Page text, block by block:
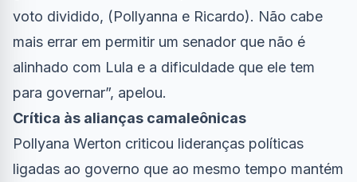
voto dividido, (Pollyanna e Ricardo). Não cabe
mais errar em permitir um senador que não é
alinhado com Lula e a dificuldade que ele tem
para governar”, apelou.
Crítica às alianças camaleônicas
Pollyana Werton criticou lideranças políticas
ligadas ao governo que ao mesmo tempo mantém